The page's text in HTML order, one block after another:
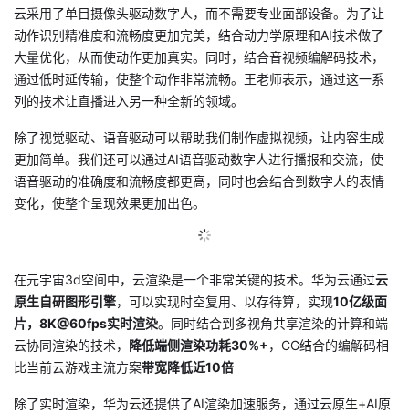
云采用了单目摄像头驱动数字人， 而不需要专业面部设备。 为了让
动作识别精准度和流畅度更加完美，结合动力学原理和AI技术做了
大量优化， 从而使动作更加真实。同时，结合音视频编解码技术，
通过低时延传输，使整个动作非常流畅。 王老师表示，通过这一系
列的技术让直播进入另一种全新的领域。
除了视觉驱动、 语音驱动可以帮助我们制作虚拟视频，让内容生成
更加简单。我们还可以通过AI语音驱动数字人进行播报和交流，使
语音驱动的准确度和流畅度都更高，同时也会结合到数字人的表情
变化，使整个呈现效果更加出色。
在元宇宙3d空间中，云渲染是一个非常关键的技术。 华为云通过云
原生自研图形引擎，可以实现时空复用、 以存待算， 实现10亿级面
片，8K@60fps实时渲染。同时结合到多视角共享渲染的计算和端
云协同渲染的技术， 降低端侧渲染功耗30%+，CG结合的编解码相
比当前云游戏主流方案带宽降低近10倍
除了实时渲染， 华为云还提供了AI渲染加速服务， 通过云原生+AI原